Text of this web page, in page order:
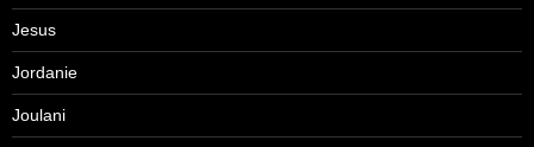
Jesus
Jordanie
Joulani